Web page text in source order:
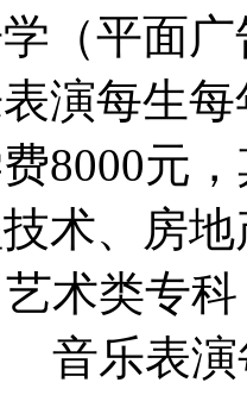
平面广
每生每
8000元
术、房
类专科
乐表演